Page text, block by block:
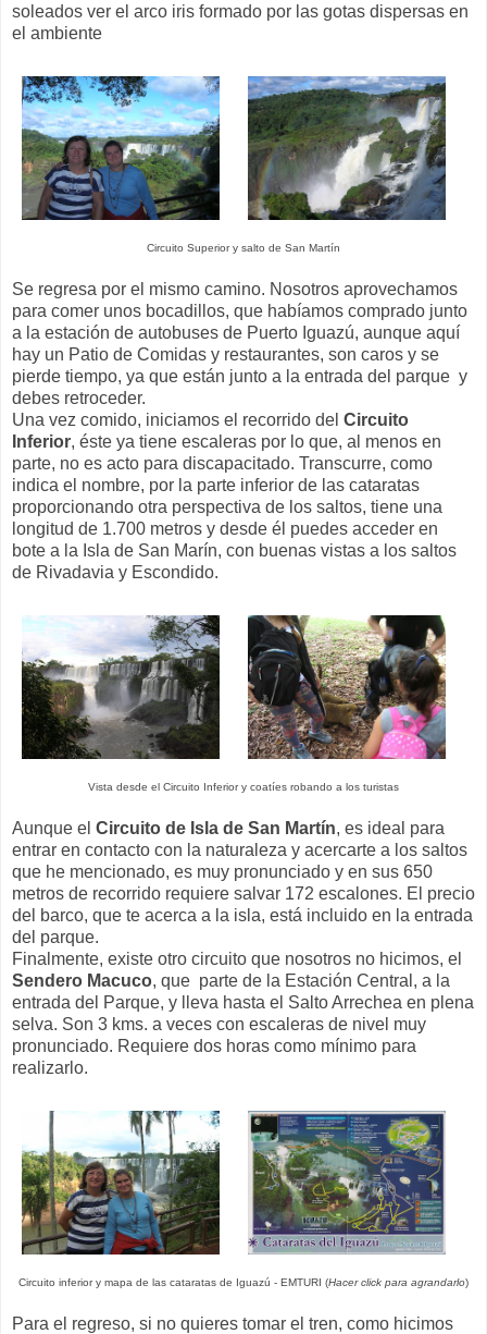
soleados ver el arco iris formado por las gotas dispersas en
el ambiente
Circuito Superior y salto de San Martín
Se regresa por el mismo camino. Nosotros aprovechamos
para comer unos bocadillos, que habíamos comprado junto
a la estación de autobuses de Puerto Iguazú, aunque aquí
hay un Patio de Comidas y restaurantes, son caros y se
pierde tiempo, ya que están junto a la entrada del parque y
debes retroceder.
Una vez comido, iniciamos el recorrido del Circuito
Inferior, éste ya tiene escaleras por lo que, al menos en
parte, no es acto para discapacitado. Transcurre, como
indica el nombre, por la parte inferior de las cataratas
proporcionando otra perspectiva de los saltos, tiene una
longitud de 1.700 metros y desde él puedes acceder en
bote a la Isla de San Marín, con buenas vistas a los saltos
de Rivadavia y Escondido.
Vista desde el Circuito Inferior y coatíes robando a los turistas
Aunque el Circuito de Isla de San Martín, es ideal para
entrar en contacto con la naturaleza y acercarte a los saltos
que he mencionado, es muy pronunciado y en sus 650
metros de recorrido requiere salvar 172 escalones. El precio
del barco, que te acerca a la isla, está incluido en la entrada
del parque.
Finalmente, existe otro circuito que nosotros no hicimos, el
Sendero Macuco, que parte de la Estación Central, a la
entrada del Parque, y lleva hasta el Salto Arrechea en plena
selva. Son 3 kms. a veces con escaleras de nivel muy
pronunciado. Requiere dos horas como mínimo para
realizarlo.
Circuito inferior y mapa de las cataratas de Iguazú - EMTURI (Hacer click para agrandarlo)
Para el regreso, si no quieres tomar el tren, como hicimos